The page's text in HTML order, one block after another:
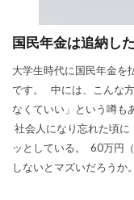
国民年金は追納し
大学生時代に国民年金を
です。 中には、こんな
なくていい」という噂も
社会人になり忘れた頃
ッとしている。 60万円
しないとマズいだろう